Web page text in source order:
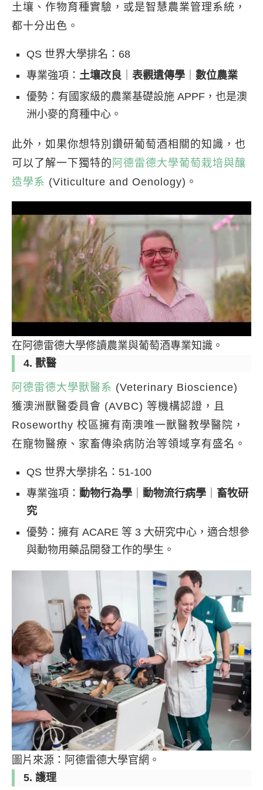
土壤、作物育種實驗，或是智慧農業管理系統，
都十分出色。
QS 世界大學排名：68
專業強項： 土壤改良 表觀遺傳學
數位農業
優勢：有國家級的農業基礎設施 APPF，也是澳
洲小麥的育種中心。
此外，如果你想特別鑽研葡萄酒相關的知識，也
可以了解一下獨特的 阿德雷德大學葡萄栽培與釀
造學系 (Viticulture and Oenology)。
在阿德雷德大學修讀農業與葡萄酒專業知識。
4. 獸醫
阿德雷德大學獸醫系 (Veterinary Bioscience)
獲澳洲獸醫委員會 (AVBC) 等機構認證，且
Roseworthy 校區擁有南澳唯一獸醫教學醫院，
在寵物醫療、家畜傳染病防治等領域享有盛名。
QS 世界大學排名：51-100
專業強項： 動物行為學 動物流行病學
畜牧研
究
優勢：擁有 ACARE 等 3 大研究中心，適合想參
與動物用藥品開發工作的學生。
圖片來源：阿德雷德大學官網。
5. 護理